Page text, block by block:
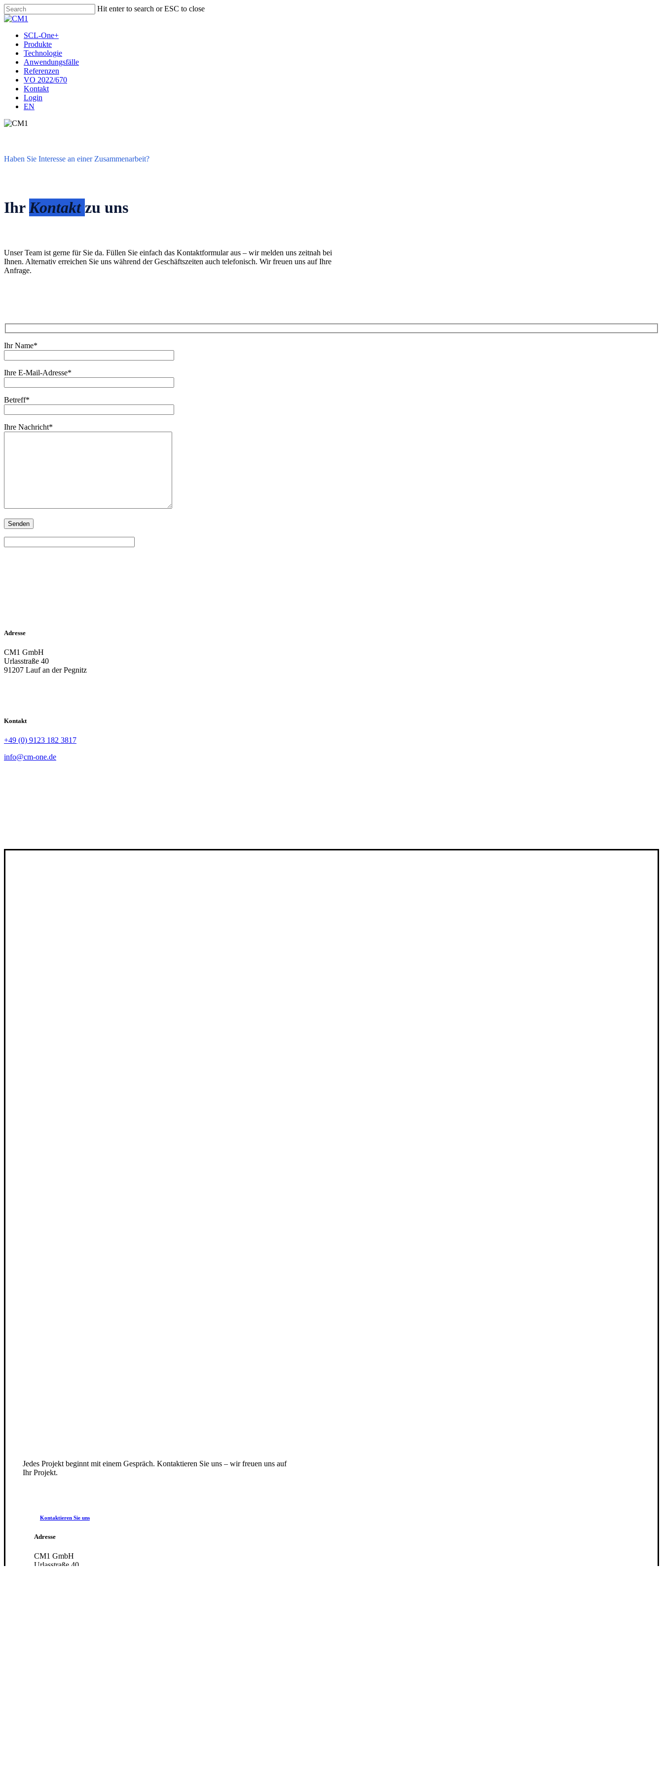
Skip
to
content
Hit enter to search or ESC to close
Close
Menu
SCL-One+
Produkte
Technologie
Anwendungsfälle
Referenzen
VO 2022/670
Kontakt
Login
EN
Haben Sie Interesse an einer Zusammenarbeit?
IhrKontakt zu uns
Unser Team ist gerne für Sie da. Füllen Sie einfach das Kontaktformular aus – wir melden uns zeitnah bei
Ihnen. Alternativ erreichen Sie uns während der Geschäftszeiten auch telefonisch. Wir freuen uns auf Ihre
Anfrage.
Ihr Name*
Ihre E-Mail-Adresse*
Betreff*
Ihre Nachricht*
Adresse
CM1 GmbH
Urlasstraße 40
91207 Lauf an der Pegnitz
Kontakt
+49 (0) 9123 182 3817
info@cm-one.de
Jedes Projekt beginnt mit einem Gespräch. Kontaktieren Sie uns – wir freuen uns auf
Ihr Projekt.
Kontaktieren Sie uns
Adresse
CM1 GmbH
Urlasstraße 40